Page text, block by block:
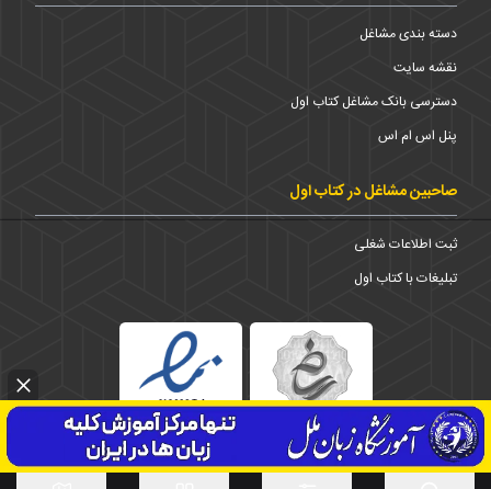
دسته بندی مشاغل
نقشه سایت
دسترسی بانک مشاغل کتاب اول
پنل اس ام اس
صاحبین مشاغل در کتاب اول
ثبت اطلاعات شغلی
تبلیغات با کتاب اول